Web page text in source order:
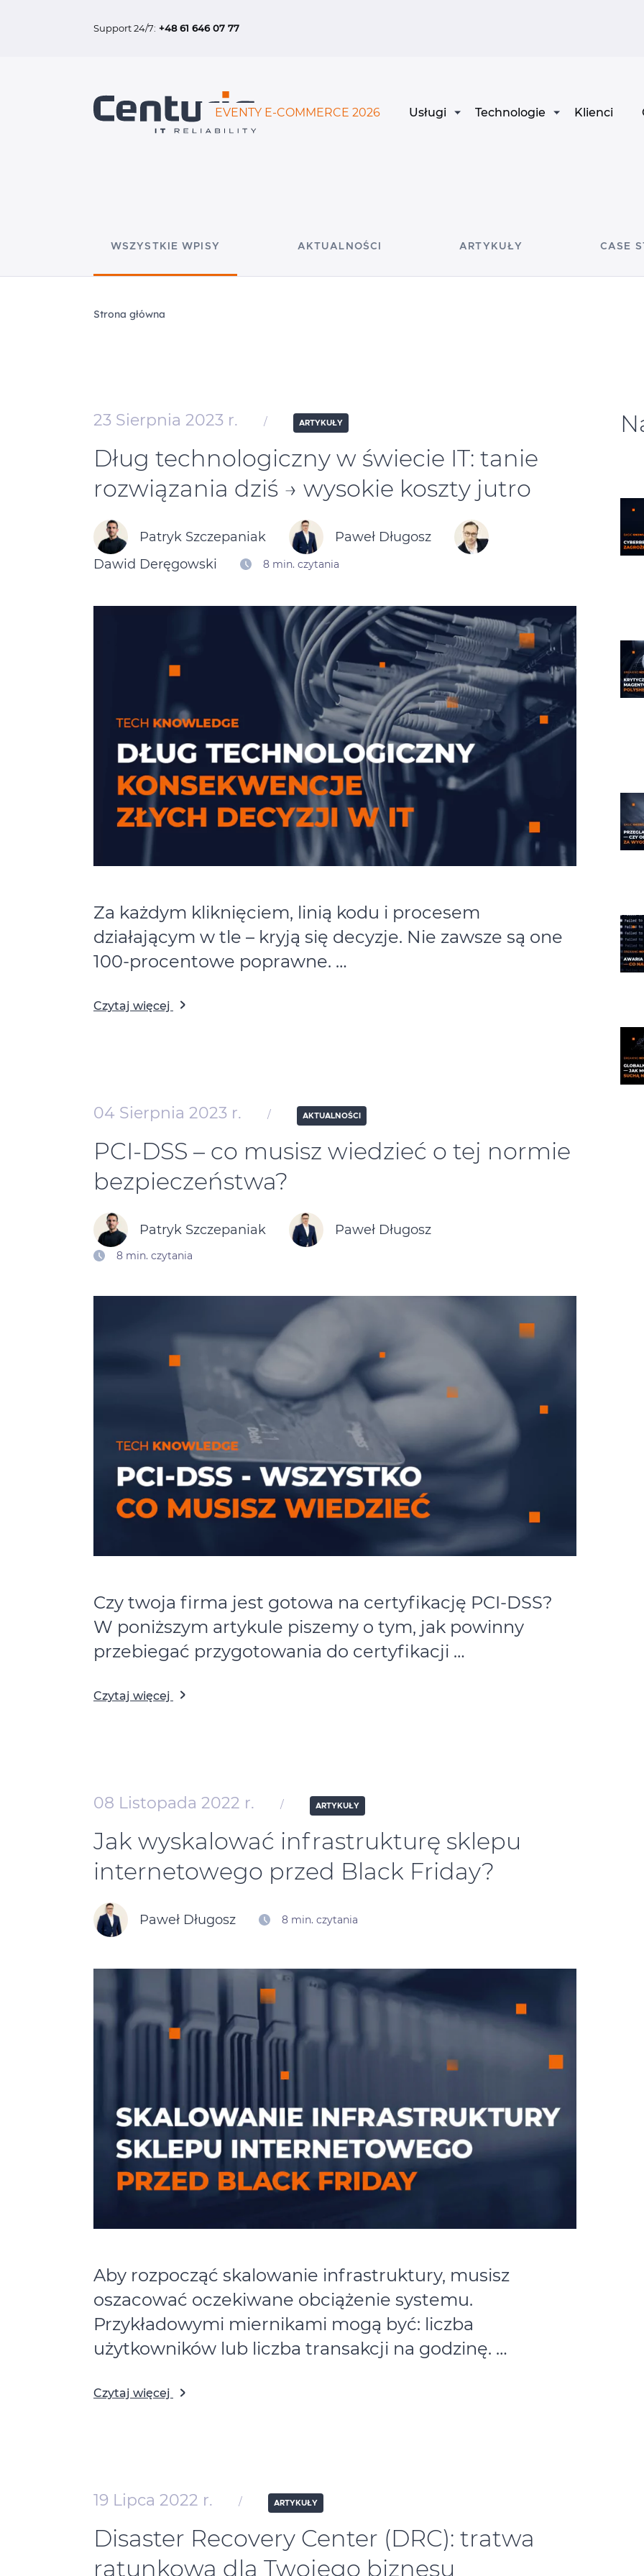
Support 24/7: +48 61 646 07 77
EVENTY E-COMMERCE 2026 Usługi Technologie Klienci
WSZYSTKIE WPISY AKTUALNOŚCI ARTYKUŁY CASE
Strona główna
23 Sierpnia 2023 r. / ARTYKUŁY
Dług technologiczny w świecie IT: tanie
rozwiązania dziś → wysokie koszty jutro
Patryk Szczepaniak
Paweł Długosz
Dawid Deręgowski
8 min. czytania
Za każdym kliknięciem, linią kodu i procesem
działającym w tle – kryją się decyzje. Nie zawsze są one
100-procentowe poprawne. …
Czytaj więcej
04 Sierpnia 2023 r. / AKTUALNOŚCI
PCI‑DSS – co musisz wiedzieć o tej normie
bezpieczeństwa?
Patryk Szczepaniak Paweł Długosz
8 min. czytania
Czy twoja firma jest gotowa na certyfikację PCI-DSS?
W poniższym artykule piszemy o tym, jak powinny
przebiegać przygotowania do certyfikacji …
Czytaj więcej
08 Listopada 2022 r. / ARTYKUŁY
Jak wyskalować infrastrukturę sklepu
internetowego przed Black Friday?
Paweł Długosz 8 min. czytania
Aby rozpocząć skalowanie infrastruktury, musisz
oszacować oczekiwane obciążenie systemu.
Przykładowymi miernikami mogą być: liczba
użytkowników lub liczba transakcji na godzinę. …
Czytaj więcej
19 Lipca 2022 r. / ARTYKUŁY
Disaster Recovery Center (DRC): tratwa
ratunkowa dla Twojego biznesu